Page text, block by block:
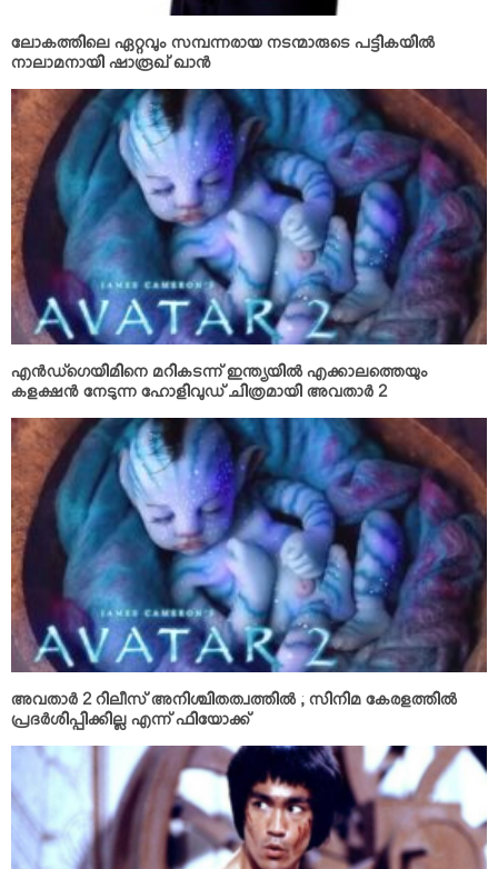
ലോകത്തിലെ ഏറ്റവും സമ്പന്നരായ നടന്മാരുടെ പട്ടികയില്‍
നാലാമനായി ഷാരൂഖ് ഖാന്‍
എന്‍ഡ്‌ഗെയിമിനെ മറികടന്ന് ഇന്ത്യയില്‍ എക്കാലത്തെയും
കളക്ഷന്‍ നേടുന്ന ഹോളിവുഡ് ചിത്രമായി അവതാര്‍ 2
അവതാര്‍ 2 റിലീസ് അനിശ്ചിതത്വത്തില്‍ ; സിനിമ കേരളത്തില്‍
പ്രദര്‍ശിപ്പിക്കില്ല എന്ന് ഫിയോക്ക്